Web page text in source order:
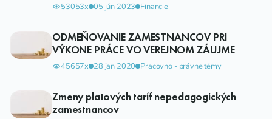
53053x 05 jún 2023 Financie
ODMEŇOVANIE ZAMESTNANCOV PRI
VÝKONE PRÁCE VO VEREJNOM ZÁUJME
45657x 28 jan 2020 Pracovno - právne témy
Zmeny platových taríf nepedagogických
zamestnancov